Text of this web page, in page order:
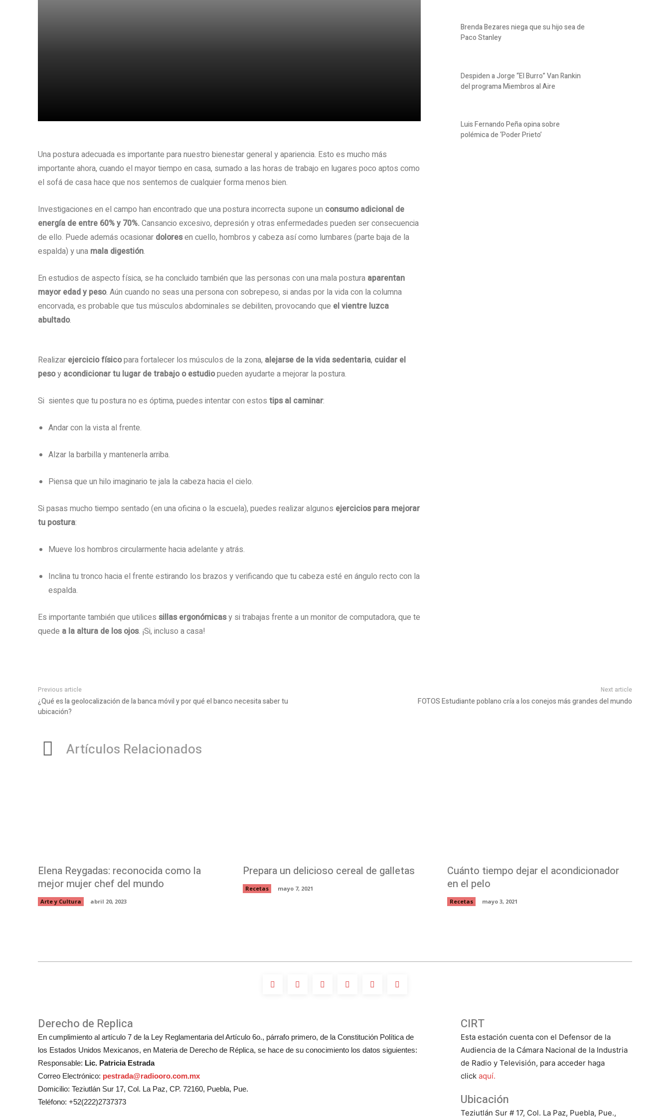
Una postura adecuada es importante para nuestro bienestar general y apariencia. Esto es mucho más
importante ahora, cuando el mayor tiempo en casa, sumado a las horas de trabajo en lugares poco aptos como
el sofá de casa hace que nos sentemos de cualquier forma menos bien.
Investigaciones en el campo han encontrado que una postura incorrecta supone un consumo adicional de
energía de entre 60% y 70%.Cansancio excesivo, depresión y otras enfermedades pueden ser consecuencia
de ello. Puede además ocasionar doloresen cuello, hombros y cabeza así como lumbares (parte baja de la
espalda) y una mala digestión.
En estudios de aspecto física, se ha concluido también que las personas con una mala postura aparentan
mayor edad y peso. Aún cuando no seas una persona con sobrepeso, si andas por la vida con la columna
encorvada, es probable que tus músculos abdominales se debiliten, provocando que el vientre luzca
abultado.
Realizar ejercicio físicopara fortalecer los músculos de la zona, alejarse de la vida sedentaria, cuidar el
pesoy acondicionar tu lugar de trabajo o estudiopueden ayudarte a mejorar la postura.
Si sientes que tu postura no es óptima, puedes intentar con estos tips al caminar:
Andar con la vista al frente.
Alzar la barbilla y mantenerla arriba.
Piensa que un hilo imaginario te jala la cabeza hacia el cielo.
Si pasas mucho tiempo sentado (en una oficina o la escuela), puedes realizar algunos ejercicios para mejorar
tu postura:
Mueve los hombros circularmente hacia adelante y atrás.
Inclina tu tronco hacia el frente estirando los brazos y verificando que tu cabeza esté en ángulo recto con la
espalda.
Es importante también que utilices sillas ergonómicasy si trabajas frente a un monitor de computadora, que te
quede a la altura de los ojos. ¡Si, incluso a casa!
Brenda Bezares niega que su hijo sea de
Paco Stanley
Despiden a Jorge “El Burro” Van Rankin
del programa Miembros al Aire
Luis Fernando Peña opina sobre
polémica de ‘Poder Prieto’
Previous article
¿Qué es la geolocalización de la banca móvil y por qué el banco necesita saber tu
ubicación?
Next article
FOTOS Estudiante poblano cría a los conejos más grandes del mundo
Artículos Relacionados
Elena Reygadas: reconocida como la
mejor mujer chef del mundo
Arte y Cultura abril 20, 2023
Prepara un delicioso cereal de galletas
Recetas mayo 7, 2021
Cuánto tiempo dejar el acondicionador
en el pelo
Recetas mayo 3, 2021
Derecho de Replica
En cumplimiento al artículo 7 de la Ley Reglamentaria del Artículo 6o., párrafo primero, de la Constitución Política de
los Estados Unidos Mexicanos, en Materia de Derecho de Réplica, se hace de su conocimiento los datos siguientes:
Responsable: Lic. Patricia Estrada
Correo Electrónico: pestrada@radiooro.com.mx
Domicilio: Teziutlán Sur 17, Col. La Paz, CP. 72160, Puebla, Pue.
Teléfono: +52(222)2737373
CIRT
Esta estación cuenta con el Defensor de la
Audiencia de la Cámara Nacional de la Industria
de Radio y Televisión, para acceder haga
click aquí.
Ubicación
Teziutlán Sur # 17, Col. La Paz, Puebla, Pue.,